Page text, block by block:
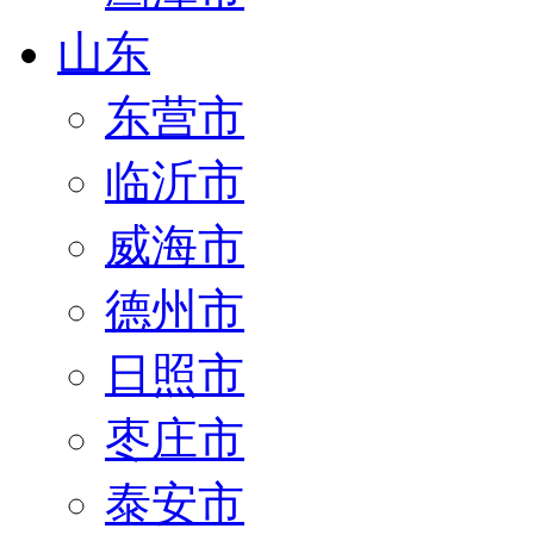
山东
东营市
临沂市
威海市
德州市
日照市
枣庄市
泰安市